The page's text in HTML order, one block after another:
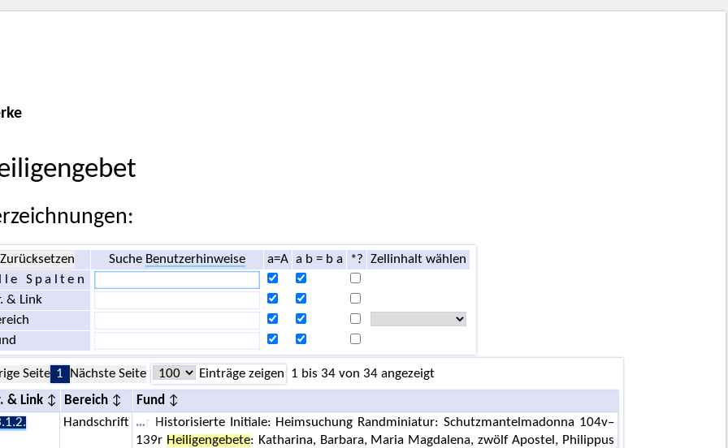
Zurücksetzen Suche Benutzerhinweise a=A a b = b a *?
Zellinhalt wählen
Spalten
& Link
Seite 1 Nächste Seite Einträge zeigen 1 bis 34 von 34 angezeigt
& Link Bereich
Fund
Handschrift
r Historisierte Initiale: Heimsuchung Randminiatur: Schutzmantelmadonna 104v–
139r Heiligengebete: Katharina, Barbara, Maria Magdalena, zwölf Apostel, Philippus